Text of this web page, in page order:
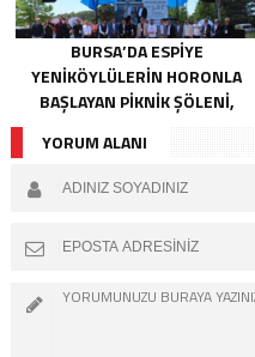
BURSA’DA ESPIYE
YENIKÖYLÜLERIN HORONLA
BAŞLAYAN PIKNIK ŞÖLENI,
GELECEĞE ATILAN TEMELLERLE
TAÇLANDI
YORUM ALANI